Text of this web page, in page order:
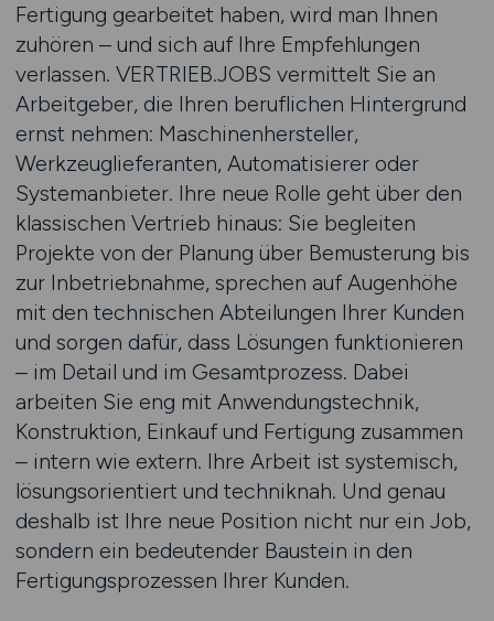
Fertigung gearbeitet haben, wird man Ihnen
zuhören – und sich auf Ihre Empfehlungen
verlassen. VERTRIEB.JOBS vermittelt Sie an
Arbeitgeber, die Ihren beruflichen Hintergrund
ernst nehmen: Maschinenhersteller,
Werkzeuglieferanten, Automatisierer oder
Systemanbieter. Ihre neue Rolle geht über den
klassischen Vertrieb hinaus: Sie begleiten
Projekte von der Planung über Bemusterung bis
zur Inbetriebnahme, sprechen auf Augenhöhe
mit den technischen Abteilungen Ihrer Kunden
und sorgen dafür, dass Lösungen funktionieren
– im Detail und im Gesamtprozess. Dabei
arbeiten Sie eng mit Anwendungstechnik,
Konstruktion, Einkauf und Fertigung zusammen
– intern wie extern. Ihre Arbeit ist systemisch,
lösungsorientiert und techniknah. Und genau
deshalb ist Ihre neue Position nicht nur ein Job,
sondern ein bedeutender Baustein in den
Fertigungsprozessen Ihrer Kunden.